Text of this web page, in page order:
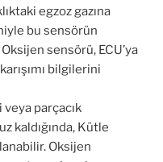
egzoz gazına
bu sensörün
sensörü, ECU’ya
bilgilerini
veya parçacık
kaldığında, Kütle
Oksijen